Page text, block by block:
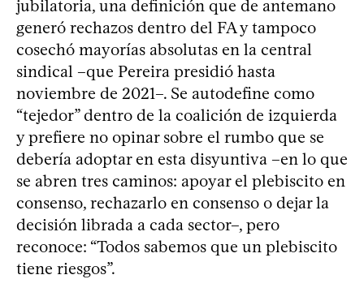
jubilatoria, una definición que de antemano
generó rechazos dentro del FA y tampoco
cosechó mayorías absolutas en la central
sindical –que Pereira presidió hasta
noviembre de 2021–. Se autodefine como
“tejedor” dentro de la coalición de izquierda
y prefiere no opinar sobre el rumbo que se
debería adoptar en esta disyuntiva –en lo que
se abren tres caminos: apoyar el plebiscito en
consenso, rechazarlo en consenso o dejar la
decisión librada a cada sector–, pero
reconoce: “Todos sabemos que un plebiscito
tiene riesgos”.